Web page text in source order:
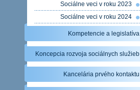
Sociálne veci v roku 2023
Sociálne veci v roku 2024
Kompetencie a legislatíva
Koncepcia rozvoja sociálnych služieb
Kancelária prvého kontaktu